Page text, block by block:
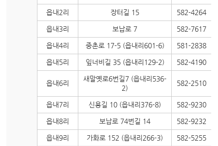
읍내2리 장터길 15 582-4264
읍내3리 보납로 7 582-7617
읍내4리 중촌로 17-5 (읍내리601-6) 581-2838
읍내5리 잎너비길 35 (읍내리129-2) 582-4190
읍내6리
새말옛로6번길7 (읍내리536-
2)
582-2510
읍내7리 신용길 10 (읍내리376-8) 582-9230
읍내8리 보납로 74번길 14 582-9232
읍내9리 가화로 152 (읍내리266-3) 582-5255